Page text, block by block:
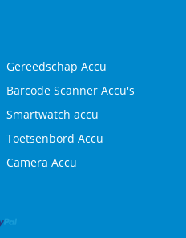
Gereedschap Accu
Barcode Scanner Accu's
Smartwatch accu
Toetsenbord Accu
Camera Accu